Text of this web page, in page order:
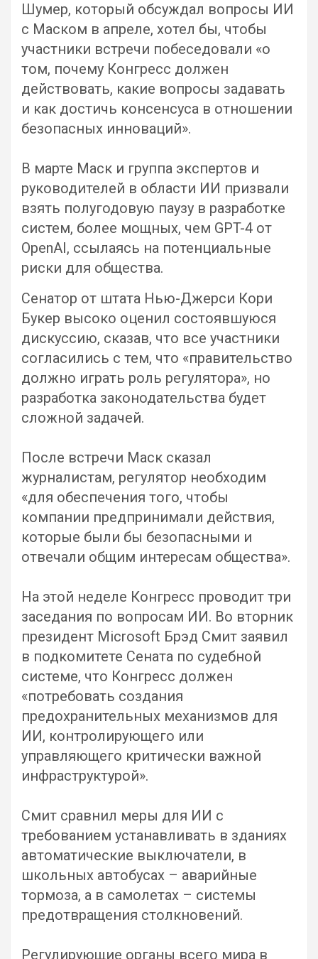
Шумер, который обсуждал вопросы ИИ
с Маском в апреле, хотел бы, чтобы
участники встречи побеседовали «о
том, почему Конгресс должен
действовать, какие вопросы задавать
и как достичь консенсуса в отношении
безопасных инноваций».
В марте Маск и группа экспертов и
руководителей в области ИИ призвали
взять полугодовую паузу в разработке
систем, более мощных, чем GPT-4 от
OpenAI, ссылаясь на потенциальные
риски для общества.
Сенатор от штата Нью-Джерси Кори
Букер высоко оценил состоявшуюся
дискуссию, сказав, что все участники
согласились с тем, что «правительство
должно играть роль регулятора», но
разработка законодательства будет
сложной задачей.
После встречи Маск сказал
журналистам, регулятор необходим
«для обеспечения того, чтобы
компании предпринимали действия,
которые были бы безопасными и
отвечали общим интересам общества».
На этой неделе Конгресс проводит три
заседания по вопросам ИИ. Во вторник
президент Microsoft Брэд Смит заявил
в подкомитете Сената по судебной
системе, что Конгресс должен
«потребовать создания
предохранительных механизмов для
ИИ, контролирующего или
управляющего критически важной
инфраструктурой».
Смит сравнил меры для ИИ с
требованием устанавливать в зданиях
автоматические выключатели, в
школьных автобусах – аварийные
тормоза, а в самолетах – системы
предотвращения столкновений.
Регулирующие органы всего мира в